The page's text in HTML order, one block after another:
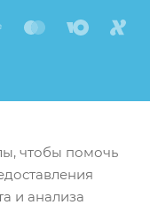
чтобы помочь
и анализа